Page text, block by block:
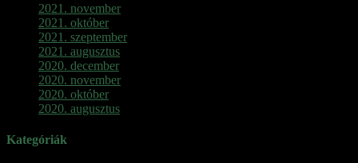
2021. november
2021. október
2021. szeptember
2021. augusztus
2020. december
2020. november
2020. október
2020. augusztus
Kategóriák